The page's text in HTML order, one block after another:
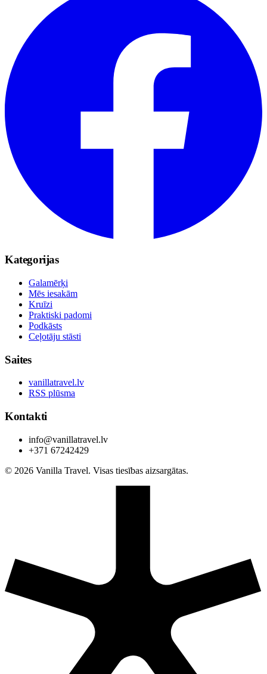
Kategorijas
Galamērķi
Mēs iesakām
Kruīzi
Praktiski padomi
Podkāsts
Ceļotāju stāsti
Saites
vanillatravel.lv
RSS plūsma
Kontakti
info@vanillatravel.lv
+371 67242429
© 2026 Vanilla Travel. Visas tiesības aizsargātas.